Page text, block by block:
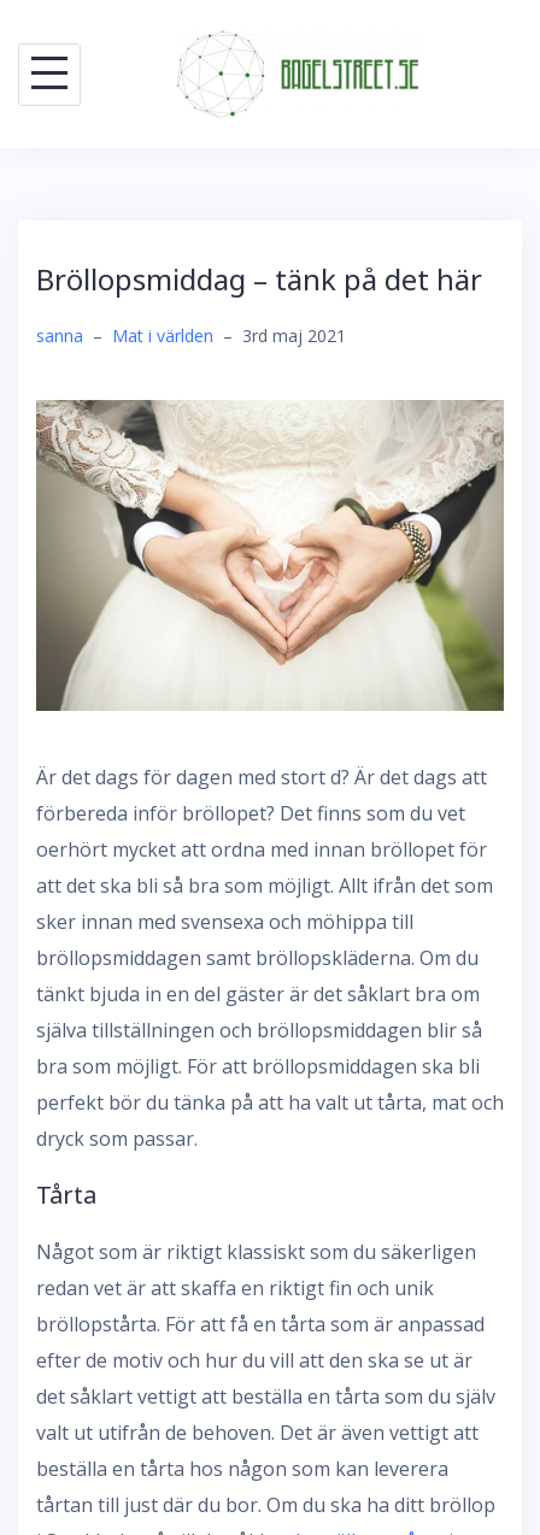
content
Bröllopsmiddag – tänk på det här
sanna – Mat i världen – 3rd maj 2021
Är det dags för dagen med stort d? Är det dags att
förbereda inför bröllopet? Det finns som du vet
oerhört mycket att ordna med innan bröllopet för
att det ska bli så bra som möjligt. Allt ifrån det som
sker innan med svensexa och möhippa till
bröllopsmiddagen samt bröllopskläderna. Om du
tänkt bjuda in en del gäster är det såklart bra om
själva tillställningen och bröllopsmiddagen blir så
bra som möjligt. För att bröllopsmiddagen ska bli
perfekt bör du tänka på att ha valt ut tårta, mat och
dryck som passar.
Tårta
Något som är riktigt klassiskt som du säkerligen
redan vet är att skaffa en riktigt fin och unik
bröllopstårta. För att få en tårta som är anpassad
efter de motiv och hur du vill att den ska se ut är
det såklart vettigt att beställa en tårta som du själv
valt ut utifrån de behoven. Det är även vettigt att
beställa en tårta hos någon som kan leverera
tårtan till just där du bor. Om du ska ha ditt bröllop